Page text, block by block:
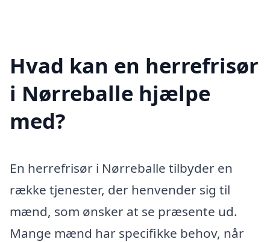
Hvad kan en herrefrisør
i Nørreballe hjælpe
med?
En herrefrisør i Nørreballe tilbyder en
række tjenester, der henvender sig til
mænd, som ønsker at se præsente ud.
Mange mænd har specifikke behov, når